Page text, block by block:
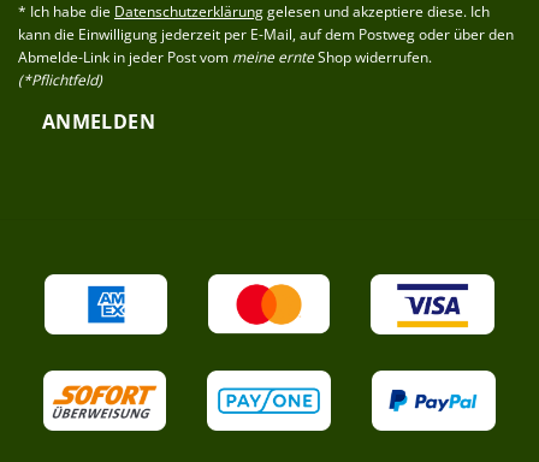
* Ich habe die Datenschutzerklärunggelesen und akzeptiere diese. Ich
kann die Einwilligung jederzeit per E-Mail, auf dem Postweg oder über den
Abmelde-Link in jeder Post vom meine ernteShop widerrufen.
(*Pflichtfeld)
ANMELDEN